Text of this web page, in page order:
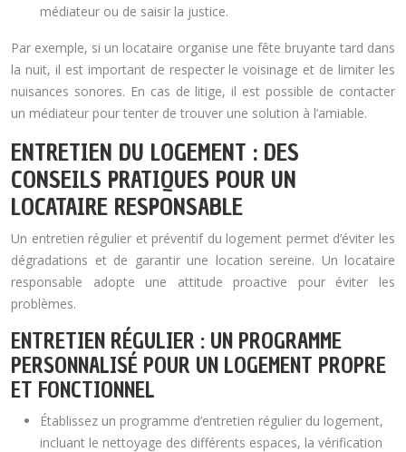
médiateur ou de saisir la justice.
Par exemple, si un locataire organise une fête bruyante tard dans
la nuit, il est important de respecter le voisinage et de limiter les
nuisances sonores. En cas de litige, il est possible de contacter
un médiateur pour tenter de trouver une solution à l’amiable.
ENTRETIEN DU LOGEMENT : DES
CONSEILS PRATIQUES POUR UN
LOCATAIRE RESPONSABLE
Un entretien régulier et préventif du logement permet d’éviter les
dégradations et de garantir une location sereine. Un locataire
responsable adopte une attitude proactive pour éviter les
problèmes.
ENTRETIEN RÉGULIER : UN PROGRAMME
PERSONNALISÉ POUR UN LOGEMENT PROPRE
ET FONCTIONNEL
Établissez un programme d’entretien régulier du logement,
incluant le nettoyage des différents espaces, la vérification